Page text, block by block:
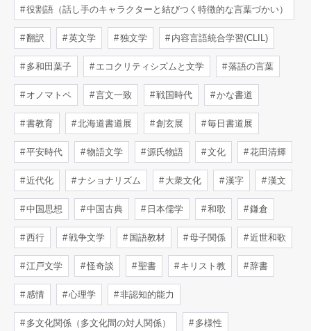
役割語（話し手のキャラクターと結びつく特徴的な言葉づかい）
翻訳 英文学 独文学 内容言語統合学習(CLIL)
多和田葉子 エコクリティシズムと文学 落語の言葉
オノマトペ 言文一致 戦国時代 かな書道
書教育 北海道書道展 創玄展 毎日書道展
平安時代 物語文学 源氏物語 文化 花田清輝
近代化 ナショナリズム 大衆文化 漢字 漢文
中国思想 中国古典 日本儒学 和歌 鎌倉
西行 戦争文学 国語教材 母子関係 近世和歌
江戸文学 怪奇談 聖書 キリスト教 辞書
感情 心理学 非認知的能力
多文化関係（多文化間の対人関係） 多様性